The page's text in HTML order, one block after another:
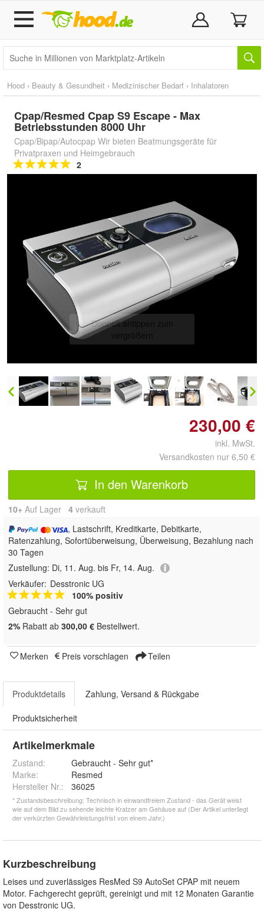
Hood › Beauty & Gesundheit › Medizinischer Bedarf › Inhalatoren
Cpap/Resmed Cpap S9 Escape - Max
Betriebsstunden 8000 Uhr
Cpap/Bipap/Autocpap Wir bieten Beatmungsgeräte für
Privatpraxen und Heimgebrauch
2
Doppelt antippen zum
vergrößern
230,00 €
inkl. MwSt.
Versandkosten nur 6,50 €
In den Warenkorb
10+ Auf Lager 4 verkauft
, Lastschrift, Kreditkarte, Debitkarte,
Ratenzahlung, Sofortüberweisung, Überweisung, Bezahlung nach
30 Tagen
Zustellung: Di, 11. Aug. bis Fr, 14. Aug.
Verkäufer: Desstronic UG
100% positiv
Gebraucht - Sehr gut
2% Rabatt ab 300,00 € Bestellwert.
Merken Preis vorschlagen Teilen
Produktdetails Zahlung, Versand & Rückgabe
Produktsicherheit
Artikelmerkmale
Zustand:
Gebraucht - Sehr gut*
Marke:
Resmed
Hersteller Nr.:
36025
* Zustandsbeschreibung: Technisch in einwandfreiem Zustand - das Gerät weist
wie auf dem Bild zu sehende leichte Kratzer am Gehäuse auf (Der Artikel unterliegt
der verkürzten Gewährleistungsfrist von einem Jahr.)
Kurzbeschreibung
Leises und zuverlässiges ResMed S9 AutoSet CPAP mit neuem
Motor. Fachgerecht geprüft, gereinigt und mit 12 Monaten Garantie
von Desstronic UG.